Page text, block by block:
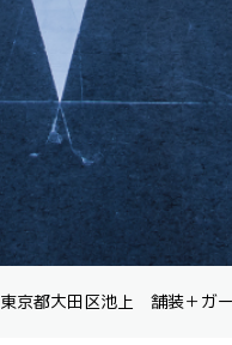
東京都大田区池上 舗装＋ガ